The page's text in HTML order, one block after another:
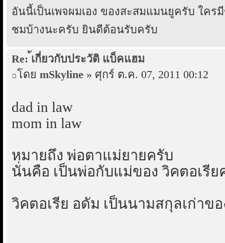
อันนี้เป็นเพจผมเอง ของสะสมแมนยูครับ ใคร
ชมบ้างนะครับ ยินดีต้อนรับครับ
Re: ้เกี่ยวกับประวัติ แบ็คแฮม
โดย mSkyline » ศุกร์ ต.ค. 07, 2011 00:12
dad in law
mom in law
หมายถึง พ่อตาแม่ยายครับ
นั่นคือ เป็นพ่อกับแม่ของ วิคตอเรีย
วิคตอเรีย อดัม เป็นนามสกุลเก่าข